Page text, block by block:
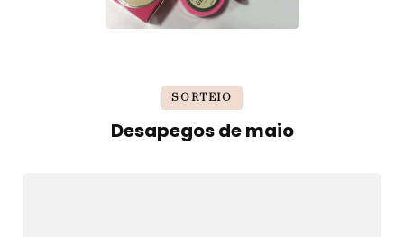
SORTEIO
Desapegos de maio